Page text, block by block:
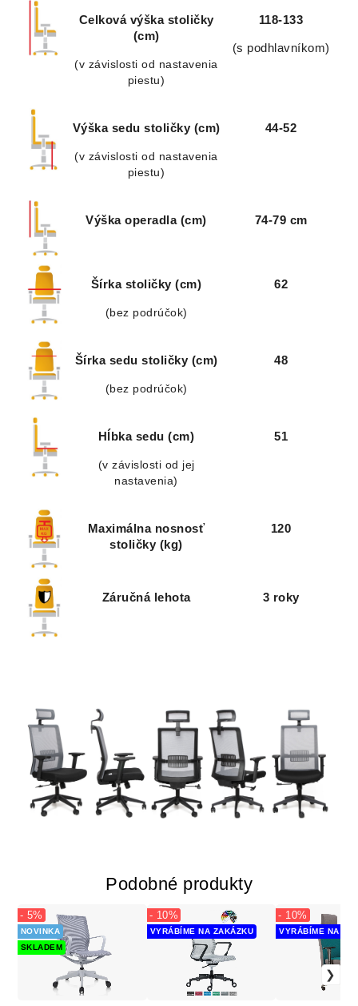
Celková výška stoličky
(cm)
(v závislosti od nastavenia
piestu)
118-133
(s podhlavníkom)
Výška sedu stoličky (cm)
(v závislosti od nastavenia
piestu)
44-52
Výška operadla (cm) 74-79 cm
Šírka stoličky (cm)
(bez podrúčok)
62
Šírka sedu stoličky (cm)
(bez podrúčok)
48
Hĺbka sedu (cm)
(v závislosti od jej
nastavenia)
51
Maximálna nosnosť
stoličky (kg)
120
Záručná lehota 3 roky
Podobné produkty
NOVINKA
SKLADEM
- 5%
VYRÁBÍME NA ZAKÁZKU
- 10%
VYRÁBÍME NA
- 10%